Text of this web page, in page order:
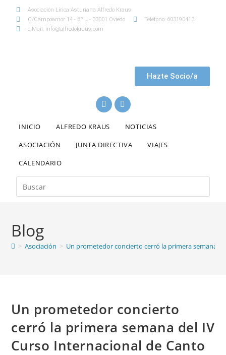
Asociación Lírica Asturiana Alfredo Kraus
C/Campoamor 14 - 6º J - 33001 Oviedo
Teléfono: 603190413
e-Mail: info@alfredokraus.com
Hazte Socio/a
INICIO ALFREDO KRAUS
NOTICIAS
ASOCIACIÓN
JUNTA DIRECTIVA
VIAJES
CALENDARIO
Blog
> Asociación > Un prometedor concierto cerró la primera semana
Un prometedor concierto
cerró la primera semana del IV
Curso Internacional de Canto